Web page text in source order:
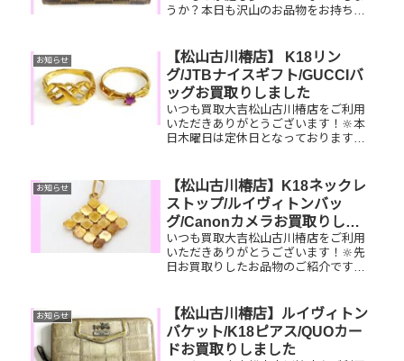
うか？本日も沢山のお品物をお持ち込
品物がございましたら是非お査定させ
てください！
お知らせ
【松山古川椿店】 K18リン
グ/JTBナイスギフト/GUCCIバ
ッグお買取りしました
いつも買取大吉松山古川椿店をご利用
いただきありがとうございます！🔆本
日木曜日は定休日となっております😌
ト/GUCCIショルダーバッグお家で眠っ
ているお品物はございませんか？...
お知らせ
【松山古川椿店】K18ネックレ
ストップ/ルイヴィトンバッ
グ/Canonカメラお買取りしま
した
いつも買取大吉松山古川椿店をご利用
いただきありがとうございます！🔆先
日お買取りしたお品物のご紹介です。
ているお品物はございませんか？ぜひ
買取大吉松山古川椿店にお...
お知らせ
【松山古川椿店】ルイヴィトン
バケット/K18ピアス/QUOカー
ドお買取りしました